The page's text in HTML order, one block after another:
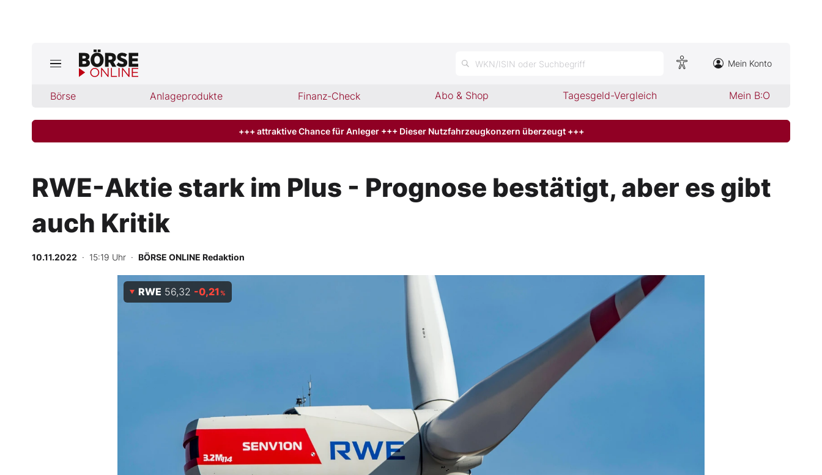
WKN/ISIN oder Suchbegriff Mein Konto
Börse Anlageprodukte Finanz-Check Abo & Shop Tagesgeld-Vergleich Mein B:O
Börse
Abo & Shop
BO-Musterdepots
Experten
Mein B:O
+++ attraktive Chance für Anleger +++ Dieser Nutzfahrzeugkonzern überzeugt +++
RWE-Aktie stark im Plus - Prognose bestätigt, aber es gibt
auch Kritik
10.11.2022 · 15:19 Uhr · BÖRSE ONLINE Redaktion
RWE 56,32 -0,21%